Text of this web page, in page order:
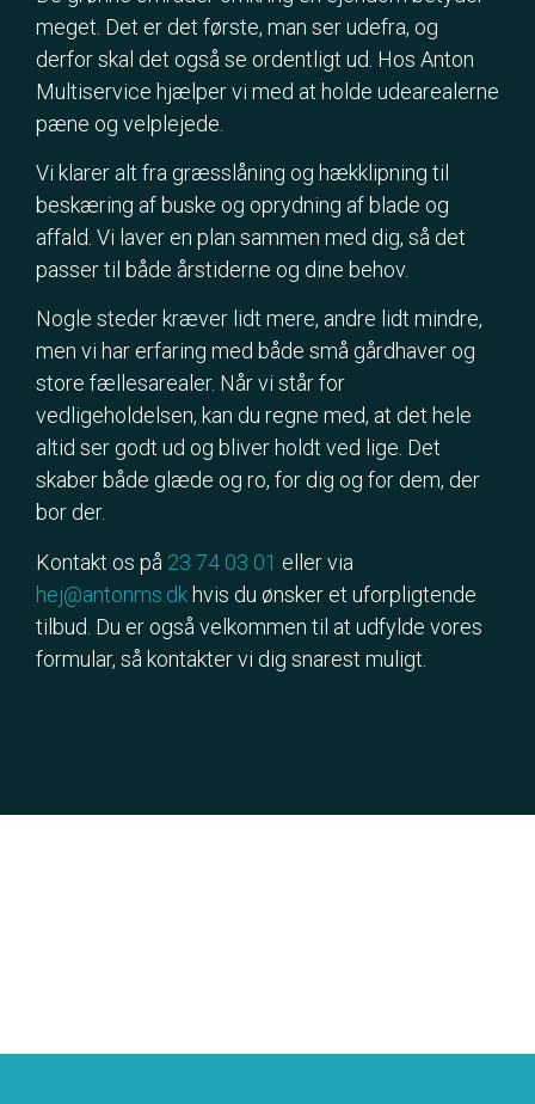
meget. Det er det første, man ser udefra, og
derfor skal det også se ordentligt ud. Hos Anton
Multiservice hjælper vi med at holde udearealerne
pæne og velplejede.
Vi klarer alt fra græsslåning og hækklipning til
beskæring af buske og oprydning af blade og
affald. Vi laver en plan sammen med dig, så det
passer til både årstiderne og dine behov.
Nogle steder kræver lidt mere, andre lidt mindre,
men vi har erfaring med både små gårdhaver og
store fællesarealer. Når vi står for
vedligeholdelsen, kan du regne med, at det hele
altid ser godt ud og bliver holdt ved lige. Det
skaber både glæde og ro, for dig og for dem, der
bor der.
Kontakt os på 23 74 03 01 eller via
hej@antonms.dkhvis du ønsker et uforpligtende
tilbud. Du er også velkommen til at udfylde vores
formular, så kontakter vi dig snarest muligt.